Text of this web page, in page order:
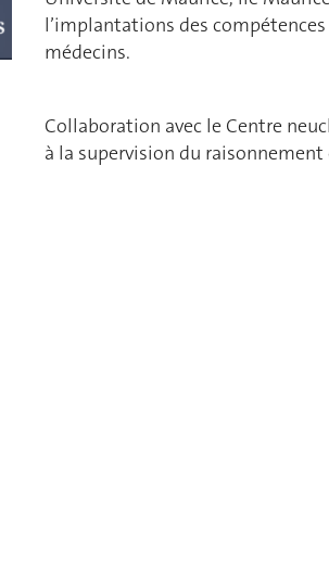
l’implantations des
médecins.
Collaboration avec le Centre
à la supervision du